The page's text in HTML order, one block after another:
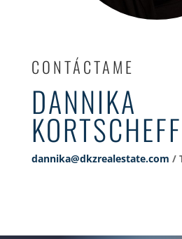
CONTÁCTAME
DANNIKA
KORTSCHEFF
dannika@dkzrealestate.com /